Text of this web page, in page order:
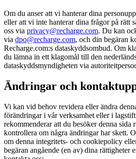
Om du anser att vi hanterar dina
eller att vi inte hanterar dina frågor på rätt
oss via privacy@recharge.com. Du kan
via dpo@recharge.com, och din begäran
Recharge.com:s dataskyddsombud. Om
du lämna in ett klagomål till den
dataskyddsmyndigheten via
Ändringar och
Vi kan vid behov revidera eller ändra
förändringar i vår verksamhet eller i
rekommenderar att du besöker denna sida
kontrollera om några ändringar har skett.
om denna integritets- och cookiepolicy
begäran angående (en av) dina rättigheter